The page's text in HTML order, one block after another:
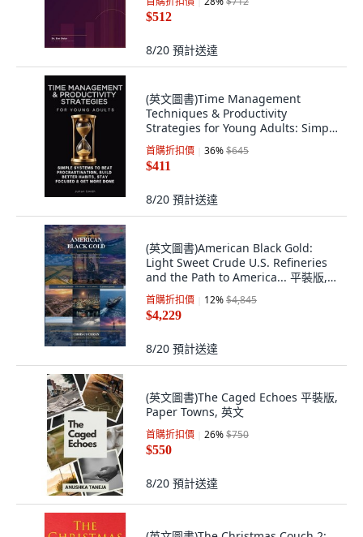
$512
8/20 預計送達
(英文圖書)Time Management
Techniques & Productivity
Strategies for Young Adults: Simple
Sy... 平裝版, Publishdrive, 英文
首購折扣價 36%$645
$411
8/20 預計送達
(英文圖書)American Black Gold:
Light Sweet Crude U.S. Refineries
and the Path to America... 平裝版,
Independently Published, 英文
首購折扣價 12%$4,845
$4,229
8/20 預計送達
(英文圖書)The Caged Echoes 平裝版,
Paper Towns, 英文
首購折扣價 26%$750
$550
8/20 預計送達